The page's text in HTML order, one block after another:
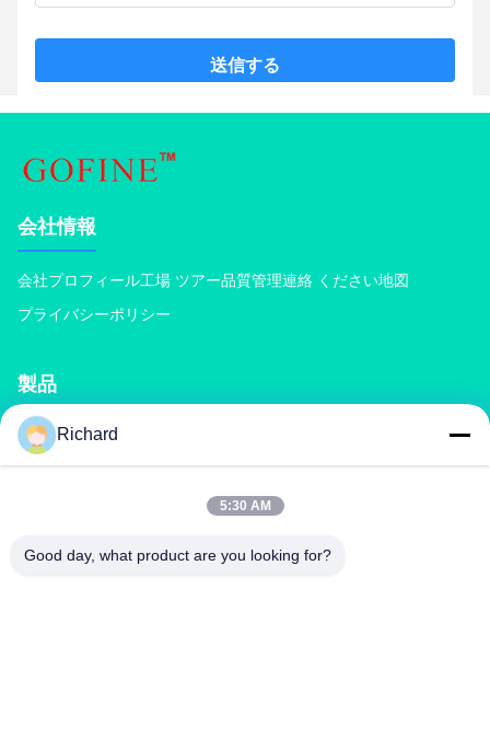
送信する
会社情報
会社プロフィール工場 ツアー品質管理連絡 ください地図
プライバシーポリシー
製品
堆肥化肥機化成肥料生産ライン
BB肥料の生産ライン二重ローラー肥料の造粒機
Richard
5:30 AM
Good day, what product are you looking for?